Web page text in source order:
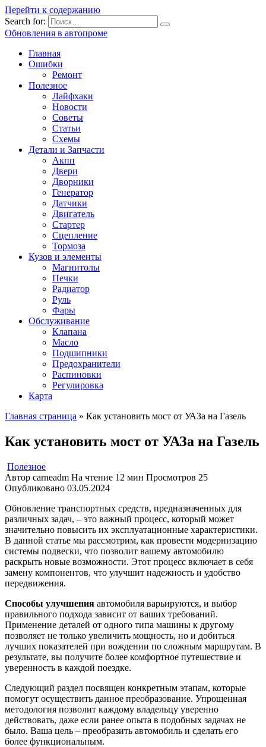
Перейти к содержанию
Search for:
Обновления в автопроме
Главная
Ошибки
Ремонт
Полезное
Лайфхаки
Новости
Советы
Статьи
Схемы
Детали и Запчасти
Акпп
Двери
Дворники
Генератор
Датчики
Двигатель
Стартер
Сцепление
Тормоза
Кузов и элементы
Магнитолы
Печки
Радиатор
Руль
Фары
Обслуживание
Клапана
Масло
Подшипники
Предохранители
Распиновки
Регулировка
Карта
Главная страница » Как установить мост от УАЗа на Газель
Как установить мост от УАЗа на Газель
Полезное
Автор carneadm На чтение 12 мин Просмотров 25
Опубликовано 03.05.2024
Обновление транспортных средств, предназначенных для
различных задач, – это важный процесс, который может
значительно повысить их эксплуатационные характеристики.
В данной статье мы рассмотрим, как провести модернизацию
системы подвески, что позволит вашему автомобилю
раскрыть новые возможности. Этот процесс включает в себя
замену компонентов, что улучшит надежность и удобство
передвижения.
Способы улучшения автомобиля варьируются, и выбор
правильного подхода зависит от ваших требований.
Применение деталей от одного типа машины к другому
позволяет не только увеличить мощность, но и добиться
лучших показателей при вождении по сложным маршрутам. В
результате, вы получите более комфортное путешествие и
уверенность в каждой поездке.
Следующий раздел посвящен конкретным этапам, которые
помогут осуществить данное преобразование. Упрощенная
методология позволит каждому владельцу уверенно
действовать, даже если ранее опыта в подобных задачах не
было. Ваша цель – преобразить автомобиль и сделать его
более функциональным.